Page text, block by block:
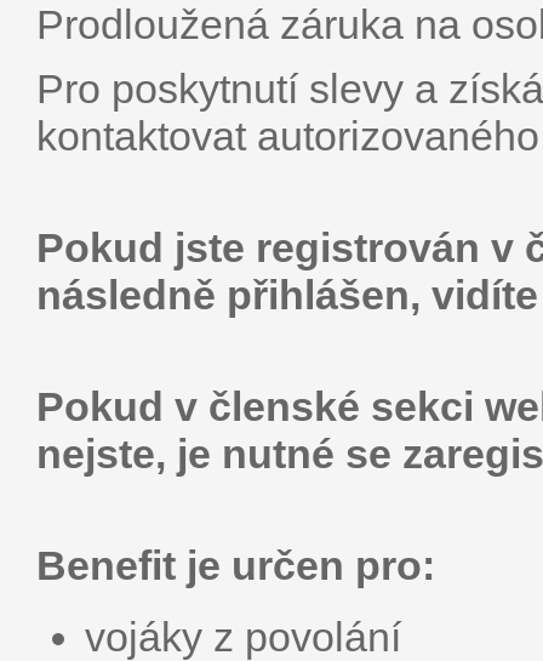
Prodloužená záruka na
Pro poskytnutí slevy a
kontaktovat
Pokud jste registrován v
následně přihlášen,
Pokud v členské sekci
nejste, je nutné se
Benefit je určen pro:
vojáky z povolání